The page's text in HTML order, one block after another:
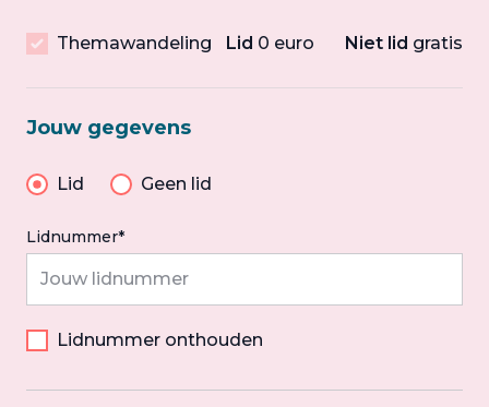
Themawandeling Lid 0 euro Niet lid gratis
Jouw gegevens
Lid Geen lid
Lidnummer*
Lidnummer onthouden